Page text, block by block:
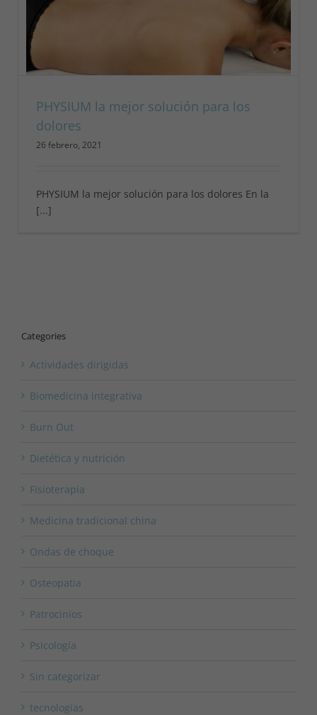
PHYSIUM la mejor solución para los
dolores
26 febrero, 2021
PHYSIUM la mejor solución para los dolores En la
[...]
Categories
Actividades dirigidas
Biomedicina integrativa
Burn Out
Dietética y nutrición
Fisioterapia
Medicina tradicional china
Ondas de choque
Osteopatia
Patrocinios
Psicología
Sin categorizar
tecnologías